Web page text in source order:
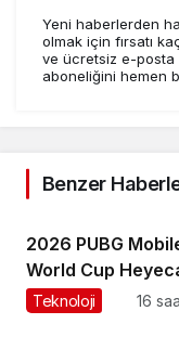
Yeni haberlerden
olmak için fırsatı
ve ücretsiz e-posta
aboneliğini hemen
Benzer
2026 PUBG
World Cup
Paris’te Başlıyor
Teknoloji 16